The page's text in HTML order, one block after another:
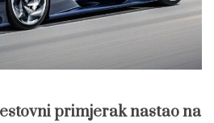
primjerak nastao na